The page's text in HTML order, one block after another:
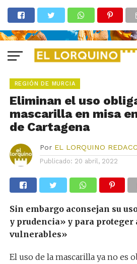
REGIÓN DE MURCIA
Eliminan el uso
mascarilla en misa
de Cartagena
Por EL LORQUINO
Publicado: 20 abril, 2022
Sin embargo aconsejan su
y prudencia» y para proteger
vulnerables»
El uso de la mascarilla ya no es